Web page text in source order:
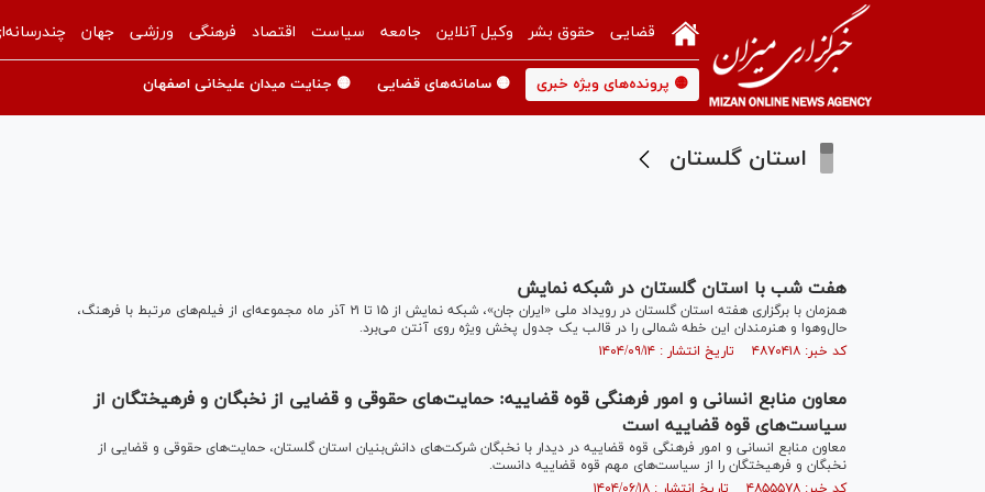
قضایی حقوق بشر وکیل آنلاین جامعه سیاست اقتصاد فرهنگی ورزشی جهان
🟡 پرونده‌های ویژه خبری 🟡 سامانه‌های قضایی 🟡 جنایت میدان علیخانی اصفهان
استان گلستان
هفت شب با استان گلستان در شبکه نمایش
همزمان با برگزاری هفته استان گلستان در رویداد ملی «ایران جان»، شبکه نمایش از ۱۵ تا ۲۱ آذر ماه مجموعه‌ای از فیلم‌های مرتبط با فرهنگ،
حال‌وهوا و هنرمندان این خطه شمالی را در قالب یک جدول پخش ویژه روی آنتن می‌برد.
کد خبر: ۴۸۷۰۴۱۸ تاریخ انتشار : ۱۴۰۴/۰۹/۱۴
معاون منابع انسانی و امور فرهنگی قوه قضاییه: حمایت‌های حقوقی و قضایی از نخبگان و فرهیختگان از
سیاست‌های قوه قضاییه است
معاون منابع انسانی و امور فرهنگی قوه قضاییه در دیدار با نخبگان شرکت‌های دانش‌بنیان استان گلستان، حمایت‌های حقوقی و قضایی از
نخبگان و فرهیختگان را از سیاست‌های مهم قوه قضاییه دانست.